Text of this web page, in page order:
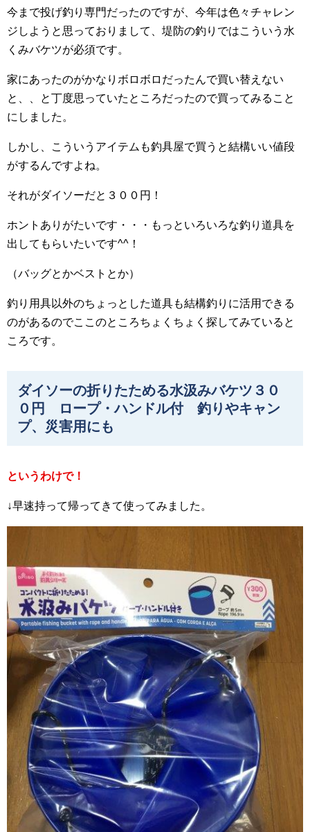
今まで投げ釣り専門だったのですが、今年は色々チャレン
ジしようと思っておりまして、堤防の釣りではこういう水
くみバケツが必須です。
家にあったのがかなりボロボロだったんで買い替えない
と、、と丁度思っていたところだったので買ってみること
にしました。
しかし、こういうアイテムも釣具屋で買うと結構いい値段
がするんですよね。
それがダイソーだと３００円！
ホントありがたいです・・・もっといろいろな釣り道具を
出してもらいたいです^^！
（バッグとかベストとか）
釣り用具以外のちょっとした道具も結構釣りに活用できる
のがあるのでここのところちょくちょく探してみていると
ころです。
ダイソーの折りたためる水汲みバケツ３０
０円 ロープ・ハンドル付 釣りやキャン
プ、災害用にも
というわけで！
↓早速持って帰ってきて使ってみました。